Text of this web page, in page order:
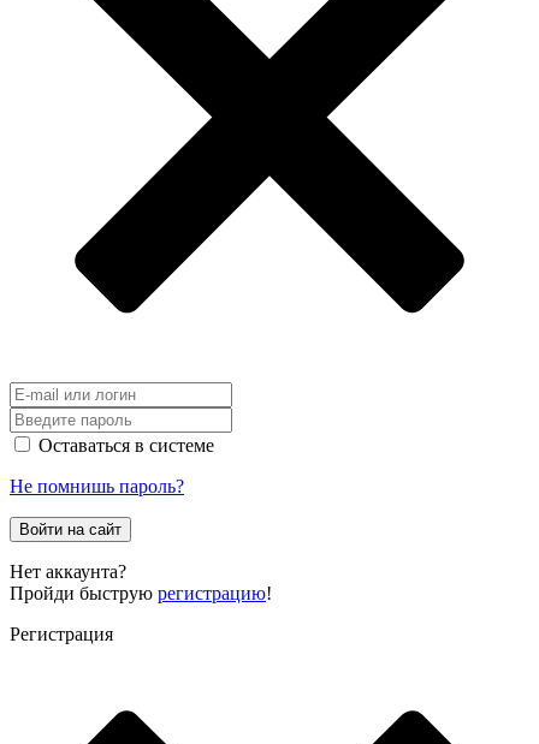
Оставаться в системе
Не помнишь пароль?
Войти на сайт
Нет аккаунта?
Пройди быструю регистрацию!
Регистрация